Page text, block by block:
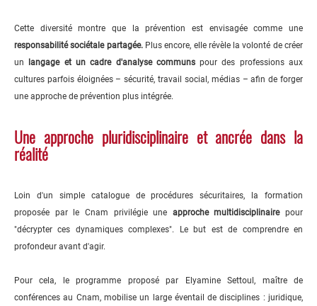
Cette diversité montre que la prévention est envisagée comme une
responsabilité sociétale partagée.Plus encore, elle révèle la volonté de créer
un langage et un cadre d'analyse communspour des professions aux
cultures parfois éloignées – sécurité, travail social, médias – afin de forger
une approche de prévention plus intégrée.
Une approche pluridisciplinaire et ancrée dans la
réalité
Loin d'un simple catalogue de procédures sécuritaires, la formation
proposée par le Cnam privilégie une approche multidisciplinairepour
"décrypter ces dynamiques complexes". Le but est de comprendre en
profondeur avant d'agir.
Pour cela, le programme proposé par Elyamine Settoul, maître de
conférences au Cnam, mobilise un large éventail de disciplines : juridique,